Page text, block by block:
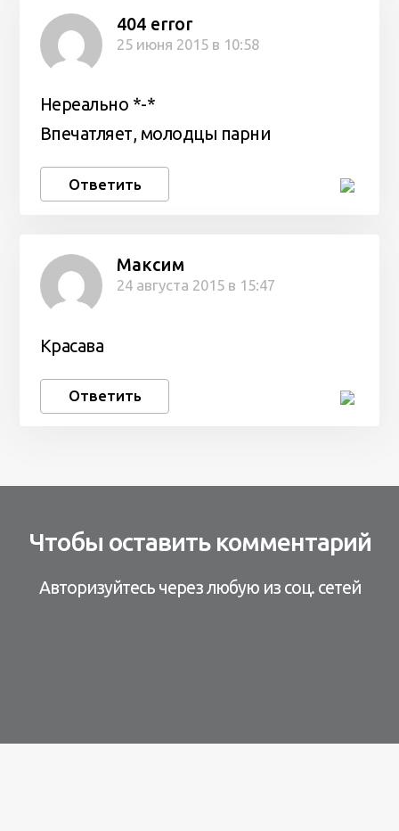
404 error
25 июня 2015 в 10:58
Нереально *-*
Впечатляет, молодцы парни
Ответить
Максим
24 августа 2015 в 15:47
Красава
Ответить
Чтобы оставить комментарий
Авторизуйтесь через любую из соц. сетей